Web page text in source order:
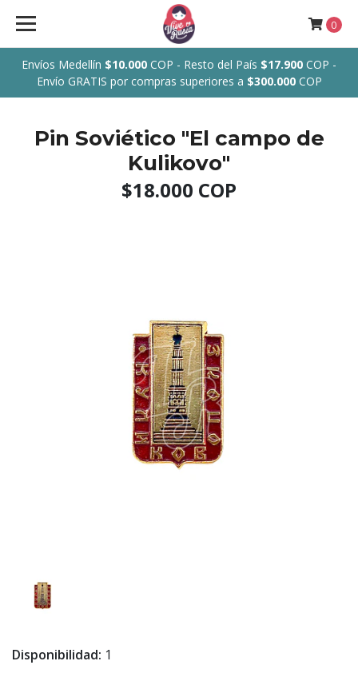
Envíos Medellín $10.000 COP - Resto del País $17.900 COP -
Envío GRATIS por compras superiores a $300.000COP
0
Pin Soviético "El campo de
Kulikovo"
$18.000 COP
Disponibilidad: 1